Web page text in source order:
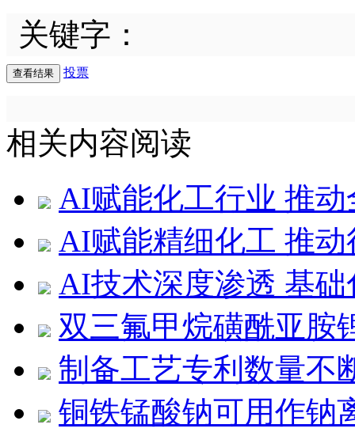
关键字：
投票
相关内容阅读
AI赋能化工行业 推
AI赋能精细化工 推
AI技术深度渗透 基
双三氟甲烷磺酰亚胺
制备工艺专利数量不
铜铁锰酸钠可用作钠